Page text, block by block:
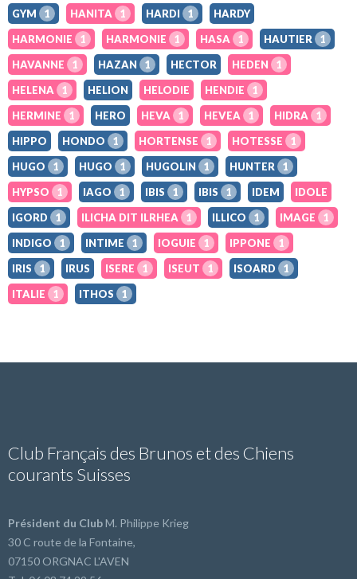
GYM
1 HANITA 1 HARDI 1
HARDY
HARMONIE
1 HARMONIE 1 HASA 1 HAUTIER
1
HAVANNE
1 HAZAN 1 HECTOR HEDEN
1
HELENA
1 HELION HELODIE HENDIE
1
HERMINE
1 HERO HEVA 1 HEVEA 1 HIDRA
1
HIPPO
HONDO 1 HORTENSE 1 HOTESSE
1
HUGO
1 HUGO 1 HUGOLIN 1 HUNTER
1
HYPSO
1 IAGO 1 IBIS 1 IBIS 1 IDEM
IDOLE
IGORD
1 ILICHA DIT ILRHEA 1 ILLICO 1 IMAGE
1
INDIGO
1 INTIME 1 IOGUIE 1 IPPONE
1
IRIS
1 IRUS ISERE 1 ISEUT 1 ISOARD
1
ITALIE
1 ITHOS 1
Club Français des Brunos et des Chiens
courants Suisses
Président du ClubM. Philippe Krieg
30 C route de la Fontaine,
07150 ORGNAC L'AVEN